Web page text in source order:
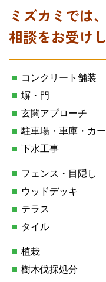
ミズカミでは
相談をお受け
コンクリート舗装
塀・門
玄関アプローチ
駐車場・車庫・カ
下水工事
フェンス・目隠し
ウッドデッキ
テラス
タイル
植栽
樹木伐採処分